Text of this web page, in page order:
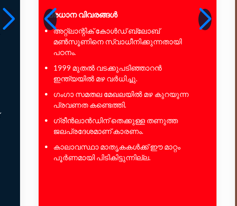
പ്രധാന വിവരങ്ങൾ
അറ്റ്‌ലാന്റിക് കോൾഡ് ബ്ലോബ്
മൺസൂണിനെ സ്വാധീനിക്കുന്നതായി
പഠനം.
1999 മുതൽ വടക്കുപടിഞ്ഞാറൻ
ഇന്ത്യയിൽ മഴ വർധിച്ചു.
ഗംഗാ സമതല മേഖലയിൽ മഴ കുറയുന്ന
പ്രവണത കണ്ടെത്തി.
ഗ്രീൻലാൻഡിന് തെക്കുള്ള തണുത്ത
ജലപ്രദേശമാണ് കാരണം.
കാലാവസ്ഥാ മാതൃകകൾക്ക് ഈ മാറ്റം
പൂർണമായി പിടികിട്ടുന്നില്ല.